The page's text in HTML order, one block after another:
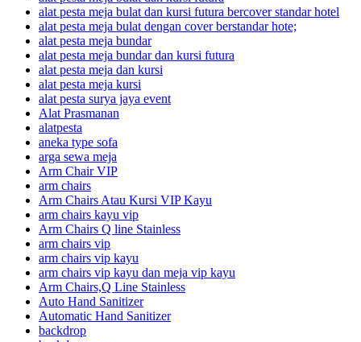
alat pesta meja bulat dan kursi futura bercover standar hotel
alat pesta meja bulat dengan cover berstandar hote;
alat pesta meja bundar
alat pesta meja bundar dan kursi futura
alat pesta meja dan kursi
alat pesta meja kursi
alat pesta surya jaya event
Alat Prasmanan
alatpesta
aneka type sofa
arga sewa meja
Arm Chair VIP
arm chairs
Arm Chairs Atau Kursi VIP Kayu
arm chairs kayu vip
Arm Chairs Q line Stainless
arm chairs vip
arm chairs vip kayu
arm chairs vip kayu dan meja vip kayu
Arm Chairs,Q Line Stainless
Auto Hand Sanitizer
Automatic Hand Sanitizer
backdrop